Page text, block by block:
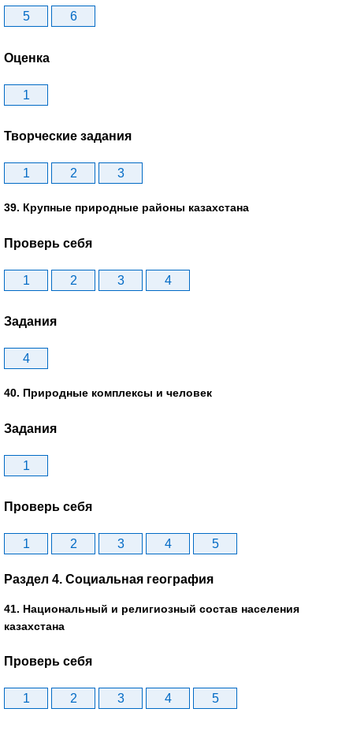
5 6
Оценка
1
Творческие задания
1 2 3
39. Крупные природные районы казахстана
Проверь себя
1 2 3 4
Задания
4
40. Природные комплексы и человек
Задания
1
Проверь себя
1 2 3 4 5
Раздел 4. Социальная география
41. Национальный и религиозный состав населения
казахстана
Проверь себя
1 2 3 4 5